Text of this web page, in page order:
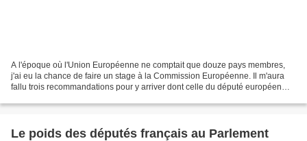
A l'époque où l'Union Européenne ne comptait que douze pays membres,
j'ai eu la chance de faire un stage à la Commission Européenne. Il m'aura
fallu trois recommandations pour y arriver dont celle du député européen
Le poids des députés français au Parlement